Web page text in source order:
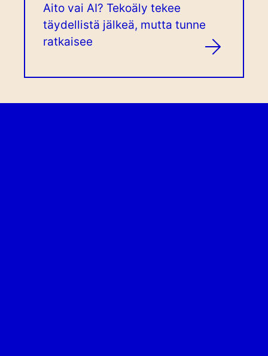
Aito vai AI? Tekoäly tekee
täydellistä jälkeä, mutta tunne
ratkaisee